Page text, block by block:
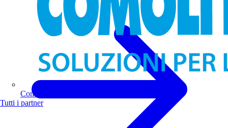
Comoli Ferrari
Tutti i partner